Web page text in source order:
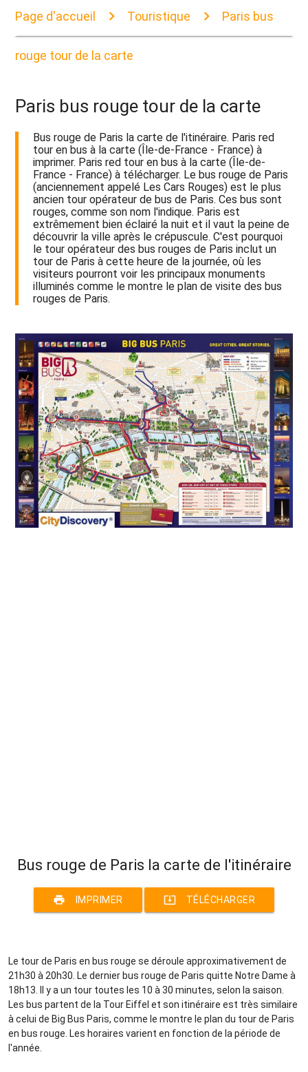
Page d'accueil Touristique Paris bus
rouge tour de la carte
Paris bus rouge tour de la carte
Bus rouge de Paris la carte de l'itinéraire. Paris red
tour en bus à la carte (Île-de-France - France) à
imprimer. Paris red tour en bus à la carte (Île-de-
France - France) à télécharger. Le bus rouge de Paris
(anciennement appelé Les Cars Rouges) est le plus
ancien tour opérateur de bus de Paris. Ces bus sont
rouges, comme son nom l'indique. Paris est
extrêmement bien éclairé la nuit et il vaut la peine de
découvrir la ville après le crépuscule. C'est pourquoi
le tour opérateur des bus rouges de Paris inclut un
tour de Paris à cette heure de la journée, où les
visiteurs pourront voir les principaux monuments
illuminés comme le montre le plan de visite des bus
rouges de Paris.
Bus rouge de Paris la carte de l'itinéraire
print IMPRIMER system_update_alt TÉLÉCHARGER
Le tour de Paris en bus rouge se déroule approximativement de
21h30 à 20h30. Le dernier bus rouge de Paris quitte Notre Dame à
18h13. Il y a un tour toutes les 10 à 30 minutes, selon la saison.
Les bus partent de la Tour Eiffel et son itinéraire est très similaire
à celui de Big Bus Paris, comme le montre le plan du tour de Paris
en bus rouge. Les horaires varient en fonction de la période de
l'année.